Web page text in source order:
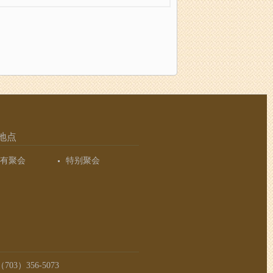
点
聚会 特别聚会
703）356-5073